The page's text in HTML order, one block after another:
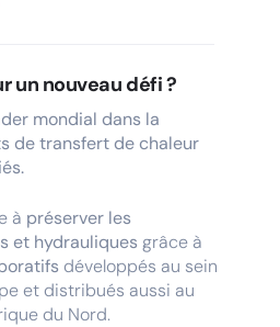
un nouveau défi ?
mondial dans la
de transfert de chaleur
à préserver les
et hydrauliques grâce à
développés au sein
et distribués aussi au
du Nord.